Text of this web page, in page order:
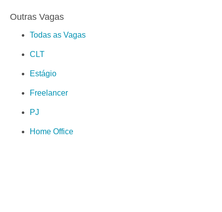
Outras Vagas
Todas as Vagas
CLT
Estágio
Freelancer
PJ
Home Office